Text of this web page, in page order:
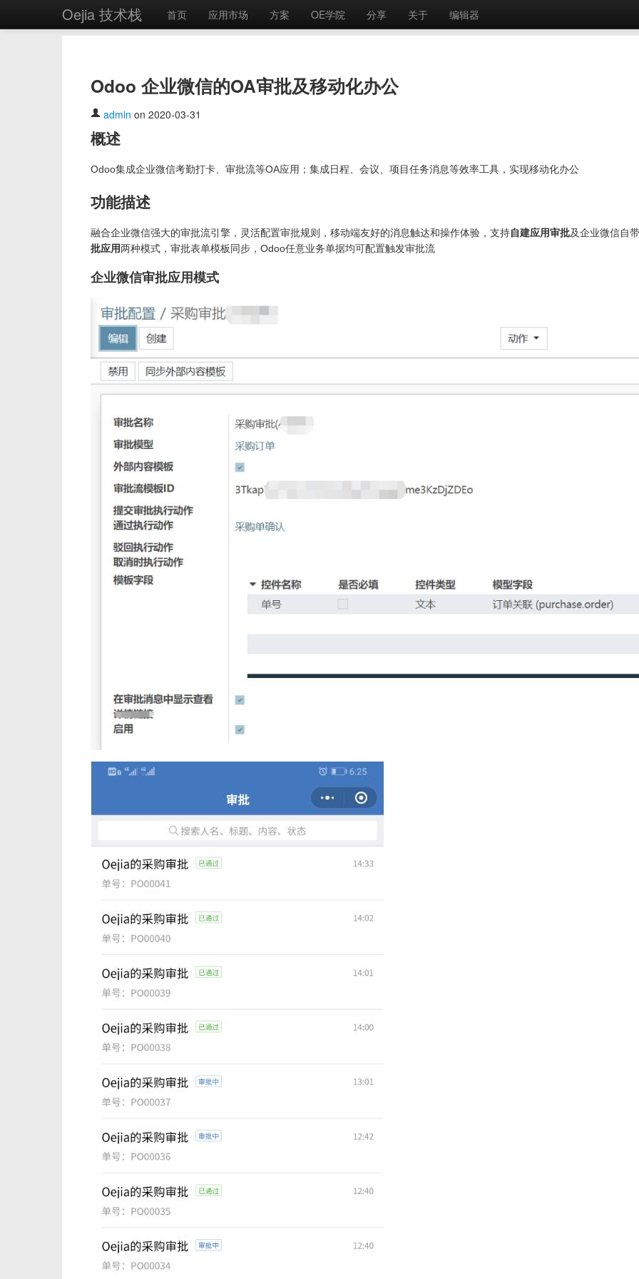
Oejia 技术栈 首页 应用市场 方案 OE学院 分享 关于 编辑器
Odoo 企业微信的OA审批及移动化办公
admin on 2020-03-31
概述
Odoo集成企业微信考勤打卡、审批流等OA应用；集成日程、会议、项目任务消息等效率工具，实现移动化办公
功能描述
融合企业微信强大的审批流引擎，灵活配置审批规则，移动端友好的消息触达和操作体验，支持自建应用审批及企业微信自带
批应用两种模式，审批表单模板同步，Odoo任意业务单据均可配置触发审批流
企业微信审批应用模式